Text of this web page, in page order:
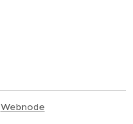
Webnode